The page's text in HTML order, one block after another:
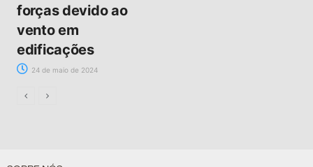
forças devido ao
vento em
edificações
24 de maio de 2024